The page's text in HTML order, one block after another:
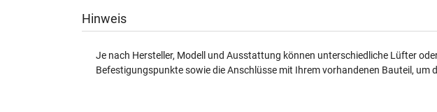
Hinweis
Je nach Hersteller, Modell und Ausstattung können unterschiedliche Lüfter
Befestigungspunkte sowie die Anschlüsse mit Ihrem vorhandenen Bauteil, um